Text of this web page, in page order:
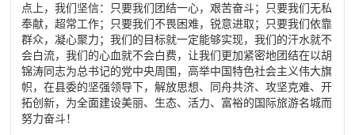
点上，我们坚信：只要我们团结一心，艰苦奋斗；只要我们无私
奉献，超常工作；只要我们不畏困难，锐意进取；只要我们依靠
群众，凝心聚力；我们的目标就一定能够实现，我们的汗水就不
会白流，我们的心血就不会白费，让我们更加紧密地团结在以胡
锦涛同志为总书记的党中央周围，高举中国特色社会主义伟大旗
帜，在县委的坚强领导下，解放思想、同舟共济、攻坚克难、开
拓创新，为全面建设美丽、生态、活力、富裕的国际旅游名城而
努力奋斗！